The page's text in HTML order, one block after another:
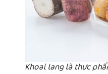
Khoai lang là thực